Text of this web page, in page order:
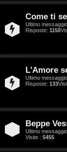
s
e
n
a
s
Come ti
Ultimo
Risposte: 1150
L'Amore
Ultimo
Risposte: 133
Beppe
Ultimo
Visite : 5455
i
g
i
D
'
A